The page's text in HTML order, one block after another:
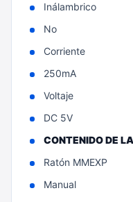
Inálambrico
No
Corriente
250mA
Voltaje
DC 5V
CONTENIDO DE
Ratón MMEXP
Manual